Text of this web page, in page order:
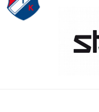
HEM